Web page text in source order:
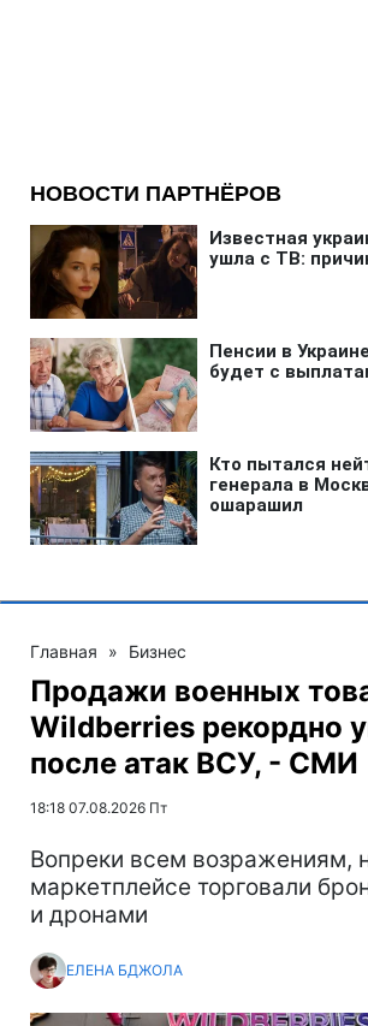
Главная » Бизнес
Продажи военных
Wildberries рекордно
после атак ВСУ, - СМИ
18:18 07.08.2026 Пт
Вопреки всем возражениям,
маркетплейсе торговали
и дронами
ЕЛЕНА БДЖОЛА